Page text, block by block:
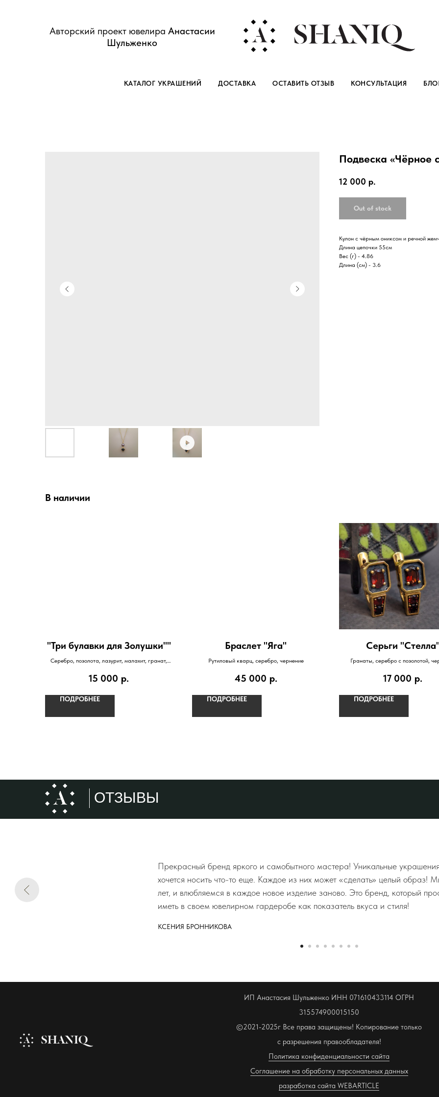
Авторский проект ювелира Анастасии
Шульженко
КАТАЛОГ УКРАШЕНИЙ ДОСТАВКА ОСТАВИТЬ ОТЗЫВ КОНСУЛЬТАЦИЯ
Подвеска «Чёрное
12 000 р.
Out of stock
Кулон с чёрным ониксом и речной
Длина цепочки 55см
Вес (г) - 4.86
Длина (см) - 3.6
В наличии
"Три булавки для Золушки""
Серебро, позолота, лазурит, малахит, гранат,
15 000 р.
ПОДРОБНЕЕ
Браслет "Яга"
Рутиловый кварц, серебро, чернение
45 000 р.
ПОДРОБНЕЕ
Серьги
Гранаты, серебро с позолотой,
17 000 р.
ПОДРОБНЕЕ
ОТЗЫВЫ
Прекрасный бренд яркого и самобытного мастера! Уникальные
хочется носить что-то еще. Каждое из них может «сделать» целый образ!
лет, и влюбляемся в каждое новое изделие заново. Это бренд, который
иметь в своем ювелирном гардеробе как показатель вкуса и стиля!
КСЕНИЯ БРОННИКОВА
ИП Анастасия Шульженко ИНН 071610433114 ОГРН
315574900015150
©2021-2025г Все права защищены! Копирование только
с разрешения правообладателя!
Политика конфиденциальности сайта
Соглашение на обработку персональных данных
разработка сайта WEBARTICLE